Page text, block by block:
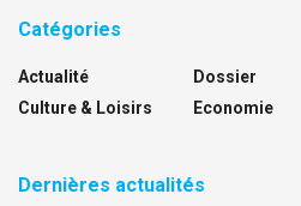
Catégories
Actualité
Culture & Loisirs
Dossier
Economie
Dernières actualités